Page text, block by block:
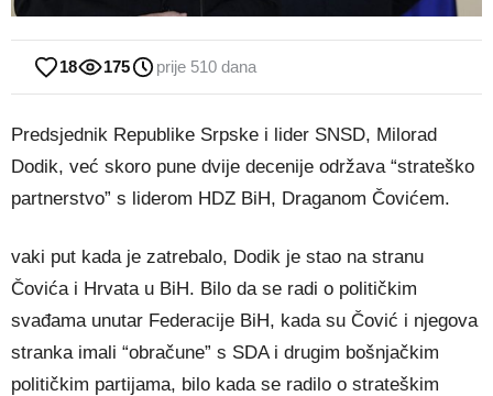
18 175 prije 510 dana
Predsjednik Republike Srpske i lider SNSD, Milorad
Dodik, već skoro pune dvije decenije održava “strateško
partnerstvo” s liderom HDZ BiH, Draganom Čovićem.
vaki put kada je zatrebalo, Dodik je stao na stranu
Čovića i Hrvata u BiH. Bilo da se radi o političkim
svađama unutar Federacije BiH, kada su Čović i njegova
stranka imali “obračune” s SDA i drugim bošnjačkim
političkim partijama, bilo kada se radilo o strateškim